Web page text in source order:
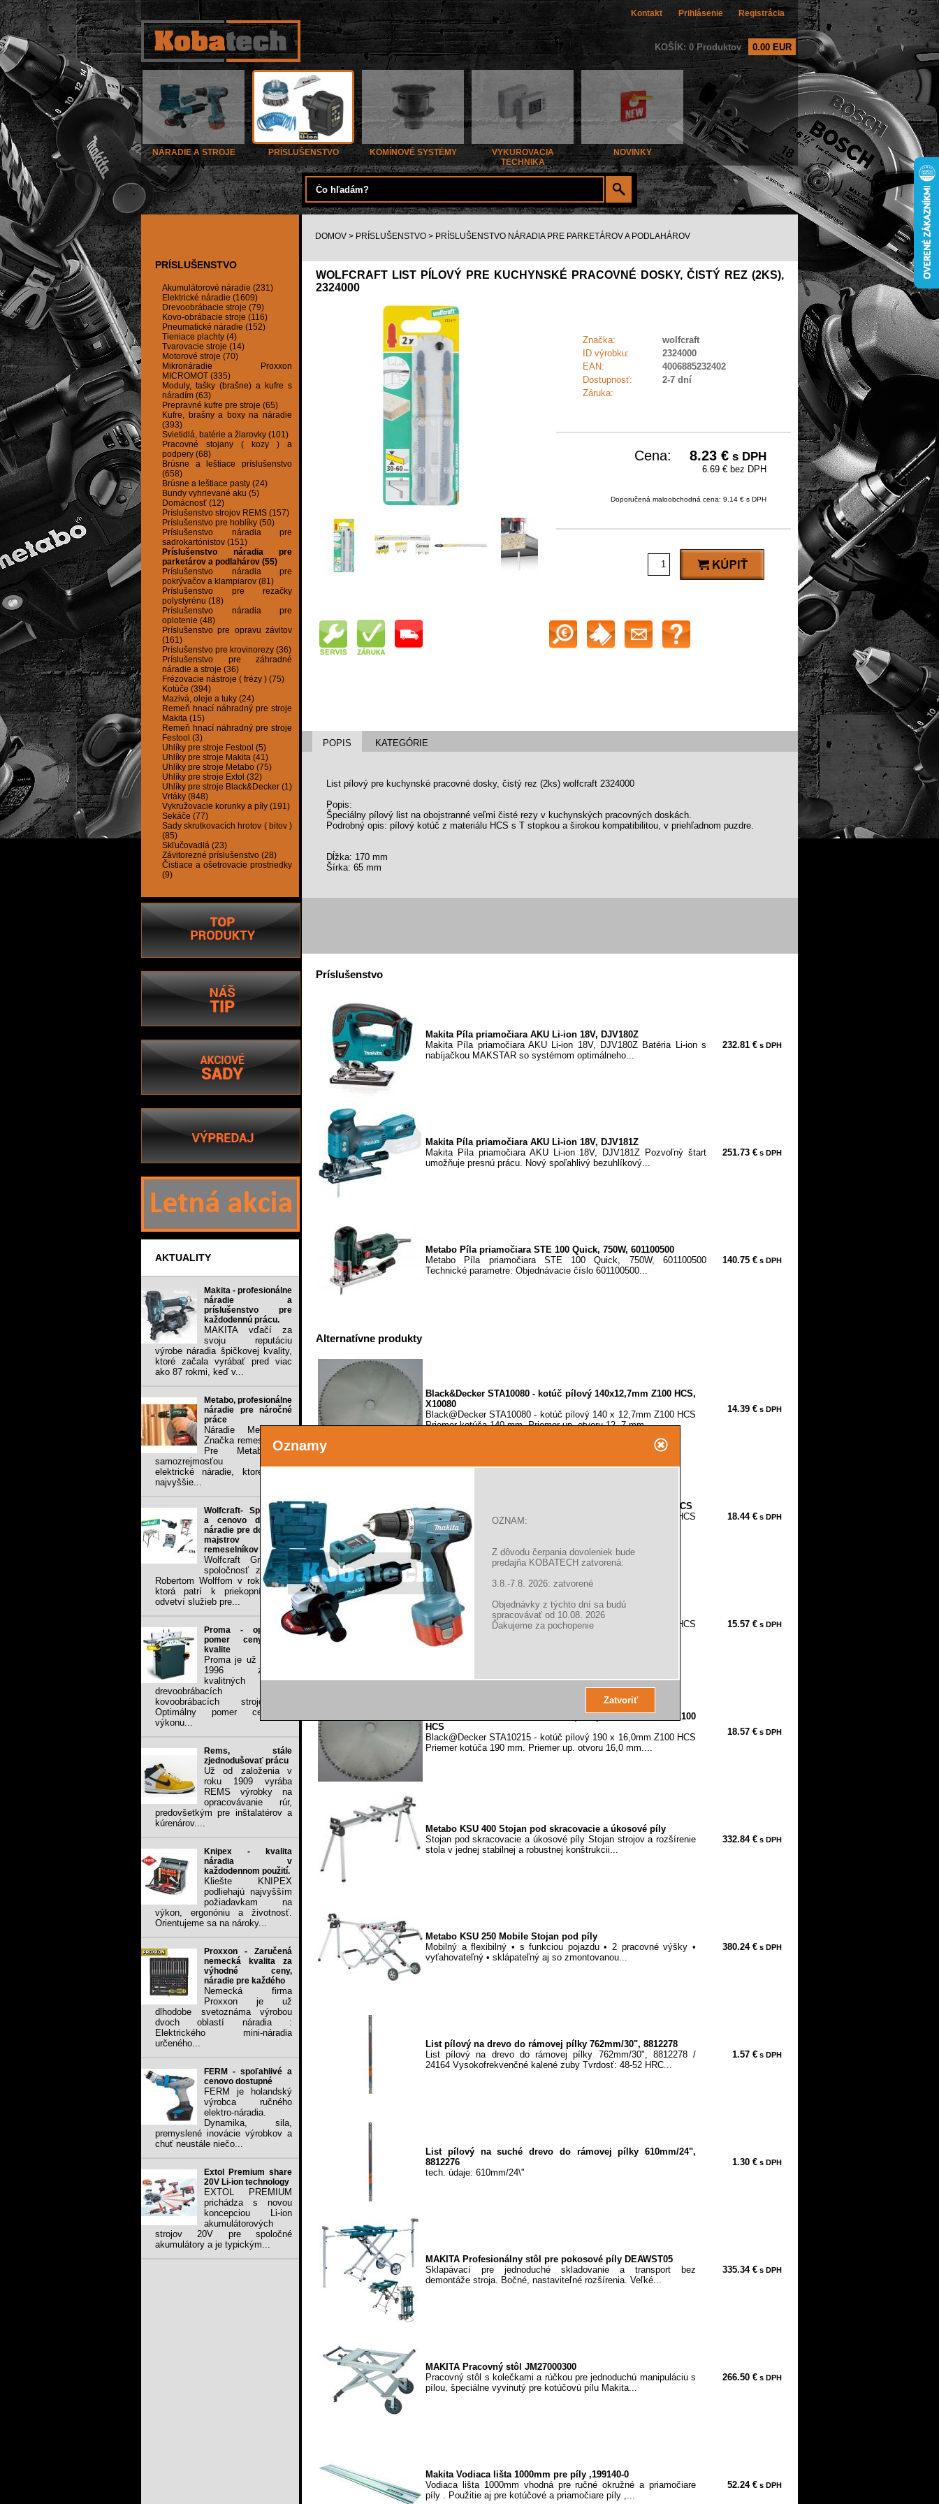
Oznamy
OZNAM:
Z dôvodu čerpania dovoleniek bude
predajňa KOBATECH zatvorená:
3.8.-7.8. 2026: zatvorené
Objednávky z týchto dní sa budú
spracovávať od 10.08. 2026
Ďakujeme za pochopenie
Kontakt Prihlásenie Registrácia
KOŠÍK: 0 Produktov 0.00 EUR
NÁRADIE A STROJE PRÍSLUŠENSTVO KOMÍNOVÉ SYSTÉMY
VYKUROVACIA
TECHNIKA
NOVINKY
PRÍSLUŠENSTVO
Akumulátorové náradie (231)
Elektrické náradie (1609)
Drevoobrábacie stroje (79)
Kovo-obrábacie stroje (116)
Pneumatické náradie (152)
Tieniace plachty (4)
Tvarovacie stroje (14)
Motorové stroje (70)
Mikronáradie Proxxon
MICROMOT (335)
Moduly, tašky (brašne) a kufre s
náradím (63)
Prepravné kufre pre stroje (65)
Kufre, brašny a boxy na náradie
(393)
Svietidlá, batérie a žiarovky (101)
Pracovné stojany ( kozy ) a
podpery (68)
Brúsne a leštiace príslušenstvo
(658)
Brúsne a leštiace pasty (24)
Bundy vyhrievané aku (5)
Domácnosť (12)
Príslušenstvo strojov REMS (157)
Príslušenstvo pre hoblíky (50)
Príslušenstvo náradia pre
sadrokartónistov (151)
Príslušenstvo náradia pre
parketárov a podlahárov (55)
Príslušenstvo náradia pre
pokrývačov a klampiarov (81)
Príslušenstvo pre rezačky
polystyrénu (18)
Príslušenstvo náradia pre
oplotenie (48)
Príslušenstvo pre opravu závitov
(161)
Príslušenstvo pre krovinorezy (36)
Príslušenstvo pre záhradné
náradie a stroje (36)
Frézovacie nástroje ( frézy ) (75)
Kotúče (394)
Mazivá, oleje a tuky (24)
Remeň hnací náhradný pre stroje
Makita (15)
Remeň hnací náhradný pre stroje
Festool (3)
Uhlíky pre stroje Festool (5)
Uhlíky pre stroje Makita (41)
Uhlíky pre stroje Metabo (75)
Uhlíky pre stroje Extol (32)
Uhlíky pre stroje Black&Decker (1)
Vrtáky (848)
Vykružovacie korunky a píly (191)
Sekáče (77)
Sady skrutkovacích hrotov ( bitov )
(85)
Skľučovadlá (23)
Závitorezné príslušenstvo (28)
Čistiace a ošetrovacie prostriedky
(9)
AKTUALITY
Makita - profesionálne
náradie a
príslušenstvo pre
každodennú prácu.
MAKITA vďačí za
svoju reputáciu
výrobe náradia špičkovej kvality,
ktoré začala vyrábať pred viac
ako 87 rokmi, keď v...
Metabo, profesionálne
náradie pre náročné
práce
Náradie Metabo -
Značka remeselníkov
Pre Metabo je
samozrejmosťou vyrábať
elektrické náradie, ktoré spĺňa
najvyššie...
Wolfcraft- Spoľahlivé
a cenovo dostupné
náradie pre domacich
majstrov a
remeselníkov
Wolfcraft GmbH je
spoločnosť založená
Robertom Wolffom v roku 1949,
ktorá patrí k priekopníkom v
odvetví služieb pre...
Proma - optimálny
pomer ceny voči
kvalite
Proma je už od roku
1996 značkou
kvalitných
drevoobrábacích a
kovoobrábacích strojov .
Optimálny pomer ceny a
výkonu...
Rems, stále
zjednodušovať prácu
Už od založenia v
roku 1909 vyrába
REMS výrobky na
opracovávanie rúr,
predovšetkým pre inštalatérov a
kúrenárov....
Knipex - kvalita
náradia v
každodennom použití.
Kliešte KNIPEX
podliehajú najvyšším
požiadavkam na
výkon, ergonóniu a životnosť.
Orientujeme sa na nároky...
Proxxon - Zaručená
nemecká kvalita za
výhodné ceny,
náradie pre každého
Nemecká firma
Proxxon je už
dlhodobe svetoznáma výrobou
dvoch oblastí náradia :
Elektrického mini-náradia
určeného...
FERM - spoľahlivé a
cenovo dostupné
FERM je holandský
výrobca ručného
elektro-náradia.
Dynamika, sila,
premyslené inovácie výrobkov a
chuť neustále niečo...
Extol Premium share
20V Li-ion technology
EXTOL PREMIUM
prichádza s novou
koncepciou Li-ion
akumulátorových
strojov 20V pre spoločné
akumulátory a je typickým...
DOMOV > PRÍSLUŠENSTVO > PRÍSLUŠENSTVO NÁRADIA PRE PARKETÁROV A PODLAHÁROV
WOLFCRAFT LIST PÍLOVÝ PRE KUCHYNSKÉ PRACOVNÉ DOSKY, ČISTÝ REZ (2KS),
2324000
Značka:
wolfcraft
ID výrobku:
2324000
EAN:
4006885232402
Dostupnosť:
2-7 dní
Záruka:
Cena: 8.23 € s DPH
6.69 € bez DPH
Doporučená maloobchodná cena: 9.14 € s DPH
POPIS KATEGÓRIE
List pílový pre kuchynské pracovné dosky, čistý rez (2ks) wolfcraft 2324000
Popis:
Špeciálny pílový list na obojstranné veľmi čisté rezy v kuchynských pracovných doskách.
Podrobný opis: pílový kotúč z materiálu HCS s T stopkou a širokou kompatibilitou, v priehľadnom puzdre.
Dĺžka: 170 mm
Šírka: 65 mm
Príslušenstvo
Makita Píla priamočiara AKU Li-ion 18V, DJV180Z
Makita Píla priamočiara AKU Li-ion 18V, DJV180Z Batéria Li-ion s
nabíjačkou MAKSTAR so systémom optimálneho...
232.81 € s DPH
Makita Píla priamočiara AKU Li-ion 18V, DJV181Z
Makita Píla priamočiara AKU Li-ion 18V, DJV181Z Pozvoľný štart
umožňuje presnú prácu. Nový spoľahlivý bezuhlíkový...
251.73 € s DPH
Metabo Píla priamočiara STE 100 Quick, 750W, 601100500
Metabo Píla priamočiara STE 100 Quick, 750W, 601100500
Technické parametre: Objednávacie číslo 601100500...
140.75 € s DPH
Alternatívne produkty
Black&Decker STA10080 - kotúč pílový 140x12,7mm Z100 HCS,
X10080
Black@Decker STA10080 - kotúč pílový 140 x 12,7mm Z100 HCS
Priemer kotúča 140 mm. Priemer up. otvoru 12, 7 mm....
14.39 € s DPH
Black&Decker STA10290 - kotúč pílový 170x16,0mm Z100 HCS
Black@Decker STA10290 - kotúč pílový 170 x 16,0mm Z100 HCS
Priemer kotúča 170 mm. Priemer up. otvoru 16,0 mm....
18.44 € s DPH
Black&Decker X10205 - kotúč pílový 184x16,0mm Z100 HCS
Black@Decker X10205 - kotúč pílový 184 x 16,0mm Z100 HCS
Priemer kotúča 184 mm. Priemer up. otvoru 16,0 mm....
15.57 € s DPH
Black&Decker STA10215 - kotúč pílový 190 x 16,0mm Z100
HCS
Black@Decker STA10215 - kotúč pílový 190 x 16,0mm Z100 HCS
Priemer kotúča 190 mm. Priemer up. otvoru 16,0 mm....
18.57 € s DPH
Metabo KSU 400 Stojan pod skracovacie a úkosové píly
Stojan pod skracovacie a úkosové píly Stojan strojov a rozšírenie
stola v jednej stabilnej a robustnej konštrukcii...
332.84 € s DPH
Metabo KSU 250 Mobile Stojan pod píly
Mobilný a flexibilný • s funkciou pojazdu • 2 pracovné výšky •
vyťahovateľný • sklápateľný aj so zmontovanou...
380.24 € s DPH
List pílový na drevo do rámovej pílky 762mm/30", 8812278
List pílový na drevo do rámovej pílky 762mm/30", 8812278 /
24164 Vysokofrekvenčné kalené zuby Tvrdosť: 48-52 HRC...
1.57 € s DPH
List pílový na suché drevo do rámovej pílky 610mm/24",
8812276
tech. údaje: 610mm/24\"
1.30 € s DPH
MAKITA Profesionálny stôl pre pokosové píly DEAWST05
Sklapávací pre jednoduché skladovanie a transport bez
demontáže stroja. Bočné, nastaviteľné rozšírenia. Veľké...
335.34 € s DPH
MAKITA Pracovný stôl JM27000300
Pracovný stôl s kolečkami a rúčkou pre jednoduchú manipuláciu s
pílou, špeciálne vyvinutý pre kotúčovú pílu Makita...
266.50 € s DPH
Makita Vodiaca lišta 1000mm pre píly ,199140-0
Vodiaca lišta 1000mm vhodná pre ručné okružné a priamočiare
píly . Použitie aj pre kotúčové a priamočiare píly ,...
52.24 € s DPH